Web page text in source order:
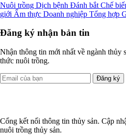
Nuôi trồng Dịch bệnh Đánh bắt Chế
giới Ẩm thực Doanh nghiệp Tổng hợp
Đăng ký nhận bản tin
Nhận thông tin mới nhất về ngành thủy
thức nuôi trồng.
Đăng ký
Cổng kết nối thông tin thủy sản. Cập
nuôi trồng thủy sản.